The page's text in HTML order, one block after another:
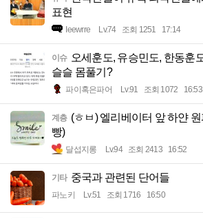
표현
Ieewrre Lv.74 조회 1251 17:14
이슈 오세훈도, 유승민도, 한동훈
슬슬 몸풀기?
파이혹은파어 Lv.91 조회 1072 16:53
계층 (ㅎㅂ) 엘리베이터 앞 하얀
빵)
달섭지롱 Lv.94 조회 2413 16:52
기타 중국과 관련된 단어들
파노키 Lv.51 조회 1716 16:50